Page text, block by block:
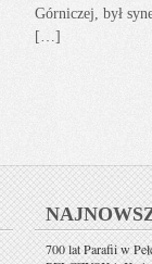
Górniczej, był
[…]
700 lat Parafii w